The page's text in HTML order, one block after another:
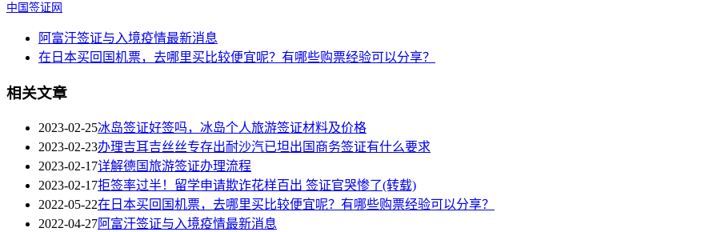
中国签证网
阿富汗签证与入境疫情最新消息
在日本买回国机票，去哪里买比较便宜呢？有哪些购票经验可以分享？
相关文章
2023-02-25冰岛签证好签吗，冰岛个人旅游签证材料及价格
2023-02-23办理吉耳吉丝丝专存出耐沙汽已坦出国商务签证有什么要求
2023-02-17详解德国旅游签证办理流程
2023-02-17拒签率过半！留学申请欺诈花样百出 签证官哭惨了(转载)
2022-05-22在日本买回国机票，去哪里买比较便宜呢？有哪些购票经验可以分享？
2022-04-27阿富汗签证与入境疫情最新消息